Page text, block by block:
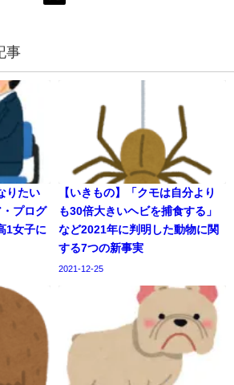
事
りたい
プログ
1女子に
【いきもの】「クモは自分より
も30倍大きいヘビを捕食する」
など2021年に判明した動物に関
する7つの新事実
2021-12-25